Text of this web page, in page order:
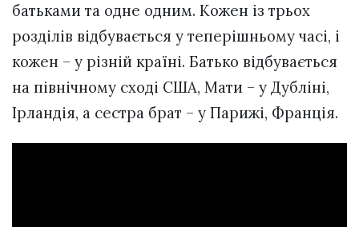
батьками та одне одним. Кожен із трьох
розділів відбувається у теперішньому часі, і
кожен – у різній країні. Батько відбувається
на північному сході США, Мати – у Дубліні,
Ірландія, а сестра брат – у Парижі, Франція.